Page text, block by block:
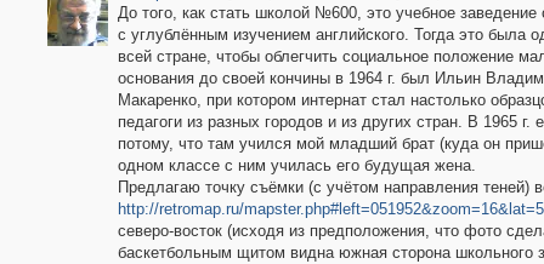
До того, как стать школой №600, это учебное
с углублённым изучением английского. Тогда это была
всей стране, чтобы облегчить социальное положение
основания до своей кончины в 1964 г. был Ильин
Макаренко, при котором интернат стал настолько
педагоги из разных городов и из других стран. В 1965
потому, что там учился мой младший брат (куда он
одном классе с ним училась его будущая жена.
Предлагаю точку съёмки (с учётом направления теней)
http://retromap.ru/
северо-восток (исходя из предположения, что фото
баскетбольным щитом видна южная сторона школьного